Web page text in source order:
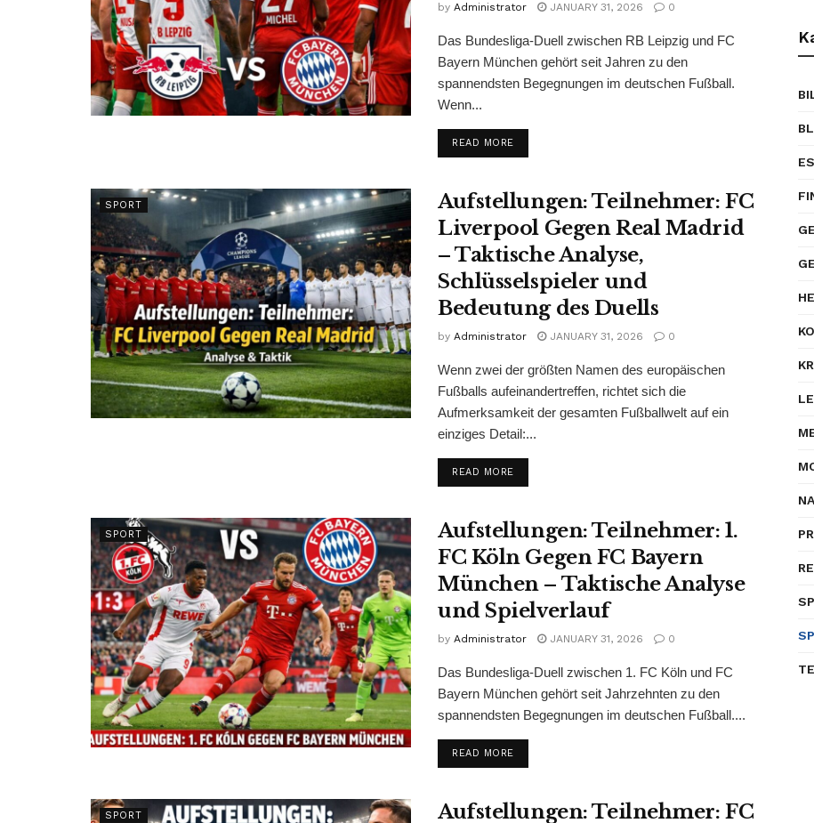
by Administrator JANUARY 31, 2026 0
Das Bundesliga-Duell zwischen RB Leipzig und FC
Bayern München gehört seit Jahren zu den
spannendsten Begegnungen im deutschen Fußball.
Wenn...
READ MORE
SPORT
Aufstellungen: Teilnehmer: FC
Liverpool Gegen Real Madrid
– Taktische Analyse,
Schlüsselspieler und
Bedeutung des Duells
by Administrator JANUARY 31, 2026 0
Wenn zwei der größten Namen des europäischen
Fußballs aufeinandertreffen, richtet sich die
Aufmerksamkeit der gesamten Fußballwelt auf ein
einziges Detail:...
READ MORE
SPORT
Aufstellungen: Teilnehmer: 1.
FC Köln Gegen FC Bayern
München – Taktische Analyse
und Spielverlauf
by Administrator JANUARY 31, 2026 0
Das Bundesliga-Duell zwischen 1. FC Köln und FC
Bayern München gehört seit Jahrzehnten zu den
spannendsten Begegnungen im deutschen Fußball....
READ MORE
SPORT
Aufstellungen: Teilnehmer: FC